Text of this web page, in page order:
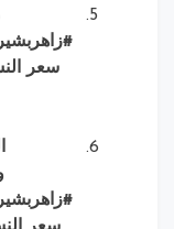
مهارات
#زاهربشيرالعبدو#zaher_b_alabdo /
المدخل
والتخطيط
#زاهربشيرالعبدو#zaher_b_alabdo /